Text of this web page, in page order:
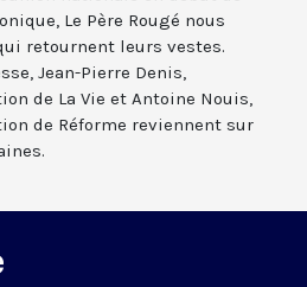
Le Père Rougé nous
retournent leurs vestes.
Jean-Pierre Denis,
de La Vie et Antoine Nouis,
de Réforme reviennent sur